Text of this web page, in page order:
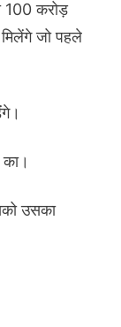
100 करोड़
जो पहले
उसका